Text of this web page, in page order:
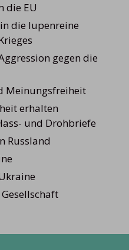
die EU
die lupenreine
gegen die
Meinungsfreiheit
erhalten
und Drohbriefe
Russland